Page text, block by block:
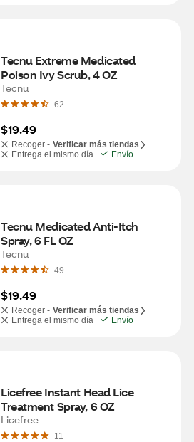
Tecnu Extreme Medicated
Poison Ivy Scrub, 4 OZ
Tecnu
62
$19.49
Recoger - Verificar más tiendas
Entrega el mismo día
Envío
Tecnu Medicated Anti-Itch
Spray, 6 FL OZ
Tecnu
49
$19.49
Recoger - Verificar más tiendas
Entrega el mismo día
Envío
Licefree Instant Head Lice
Treatment Spray, 6 OZ
Licefree
11